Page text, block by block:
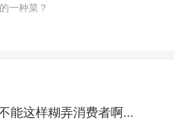
一种菜？
能这样糊弄消费者啊...